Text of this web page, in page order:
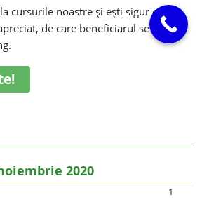
cursurile noastre și ești sigur că vei
de care beneficiarul se va
2020
1